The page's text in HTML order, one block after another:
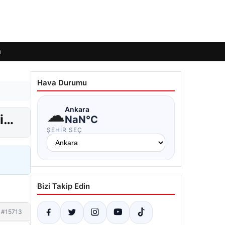
#15713
Hava Durumu
☁Ankara
NaN°C
ŞEHIR SEÇ
Bizi Takip Edin